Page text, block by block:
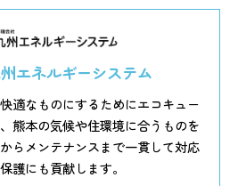
エネルギーシステム
適なものにするためにエコキュー
熊本の気候や住環境に合うものを
らメンテナンスまで一貫して対応
護にも貢献します。